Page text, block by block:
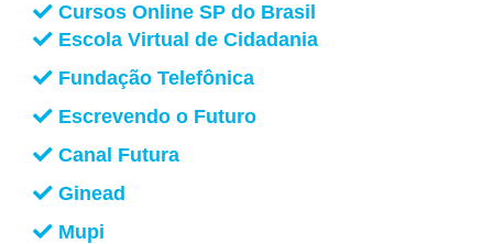
Cursos Online SP do Brasil
Escola Virtual de Cidadania
Fundação Telefônica
Escrevendo o Futuro
Canal Futura
Ginead
Mupi